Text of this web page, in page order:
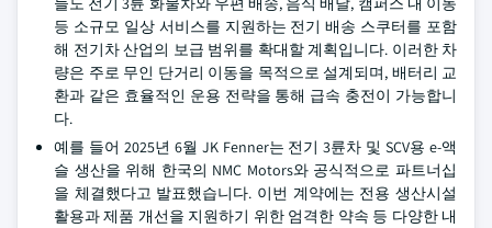
등 소규모 일상 서비스를 지원하는 전기 배송 스쿠터를 포함
해 전기차 산업의 보급 범위를 확대할 계획입니다. 이러한 차
량은 주로 무인 단거리 이동을 목적으로 설계되며, 배터리 교
환과 같은 효율적인 운용 전략을 통해 급속 충전이 가능합니
다.
예를 들어 2025년 6월 JK Fenner는 전기 3륜차 및 SCV용 e-액
슬 생산을 위해 한국의 NMC Motors와 공식적으로 파트너십
을 체결했다고 발표했습니다. 이번 계약에는 전용 생산시설
활용과 제품 개선을 지원하기 위한 엄격한 약속 등 다양한 내